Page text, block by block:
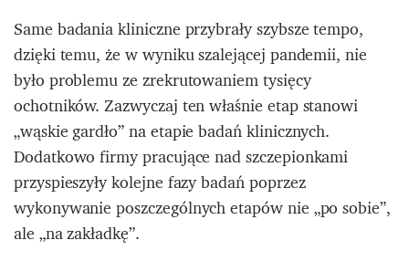
Same badania kliniczne przybrały szybsze tempo,
dzięki temu, że w wyniku szalejącej pandemii, nie
było problemu ze zrekrutowaniem tysięcy
ochotników. Zazwyczaj ten właśnie etap stanowi
„wąskie gardło” na etapie badań klinicznych.
Dodatkowo firmy pracujące nad szczepionkami
przyspieszyły kolejne fazy badań poprzez
wykonywanie poszczególnych etapów nie „po sobie”,
ale „na zakładkę”.